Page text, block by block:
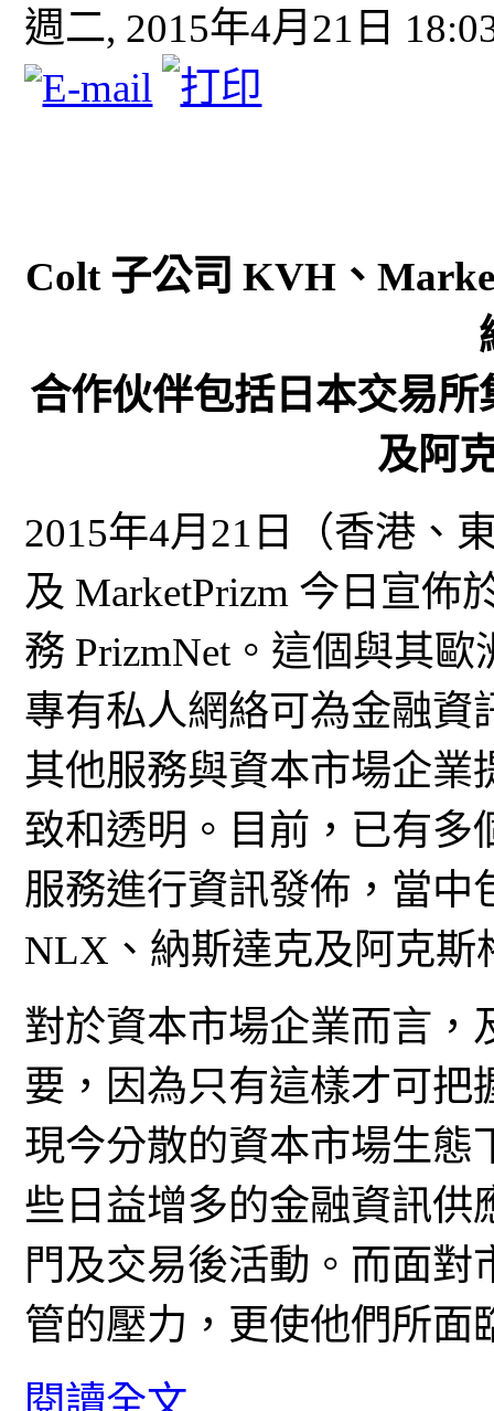
週二, 2015年4月21日
Colt 子公司 KVH、
合作伙伴包括日本交易
及阿
2015年4月21日（香港、
及 MarketPrizm 今日宣佈
務 PrizmNet。這個與其
專有私人網絡可為金融資
其他服務與資本市場企業
致和透明。目前，已有多
服務進行資訊發佈，當中
NLX、納斯達克及阿克斯
對於資本市場企業而言，
要，因為只有這樣才可把
現今分散的資本市場生態
些日益增多的金融資訊供
門及交易後活動。而面
管的壓力，更使他們所面